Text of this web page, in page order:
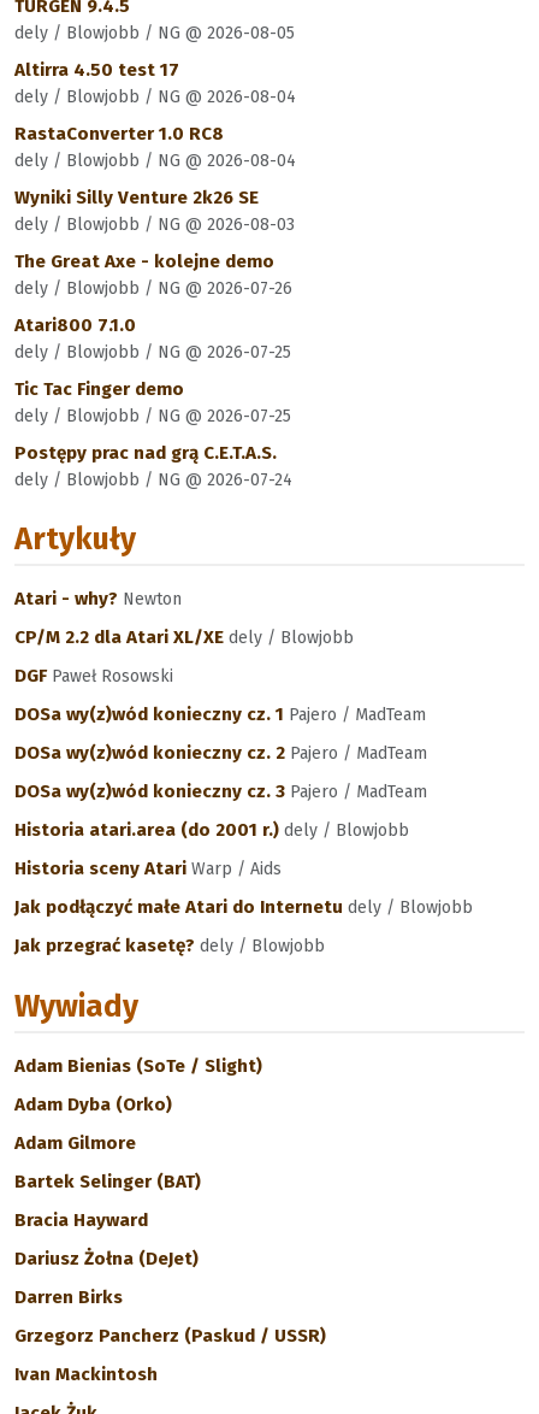
TURGEN 9.4.5
dely / Blowjobb / NG @ 2026-08-05
Altirra 4.50 test 17
dely / Blowjobb / NG @ 2026-08-04
RastaConverter 1.0 RC8
dely / Blowjobb / NG @ 2026-08-04
Wyniki Silly Venture 2k26 SE
dely / Blowjobb / NG @ 2026-08-03
The Great Axe - kolejne demo
dely / Blowjobb / NG @ 2026-07-26
Atari800 7.1.0
dely / Blowjobb / NG @ 2026-07-25
Tic Tac Finger demo
dely / Blowjobb / NG @ 2026-07-25
Postępy prac nad grą C.E.T.A.S.
dely / Blowjobb / NG @ 2026-07-24
Artykuły
Atari - why? Newton
CP/M 2.2 dla Atari XL/XE dely / Blowjobb
DGF Paweł Rosowski
DOSa wy(z)wód konieczny cz. 1 Pajero / MadTeam
DOSa wy(z)wód konieczny cz. 2 Pajero / MadTeam
DOSa wy(z)wód konieczny cz. 3 Pajero / MadTeam
Historia atari.area (do 2001 r.) dely / Blowjobb
Historia sceny Atari Warp / Aids
Jak podłączyć małe Atari do Internetu dely / Blowjobb
Jak przegrać kasetę? dely / Blowjobb
Wywiady
Adam Bienias (SoTe / Slight)
Adam Dyba (Orko)
Adam Gilmore
Bartek Selinger (BAT)
Bracia Hayward
Dariusz Żołna (DeJet)
Darren Birks
Grzegorz Pancherz (Paskud / USSR)
Ivan Mackintosh